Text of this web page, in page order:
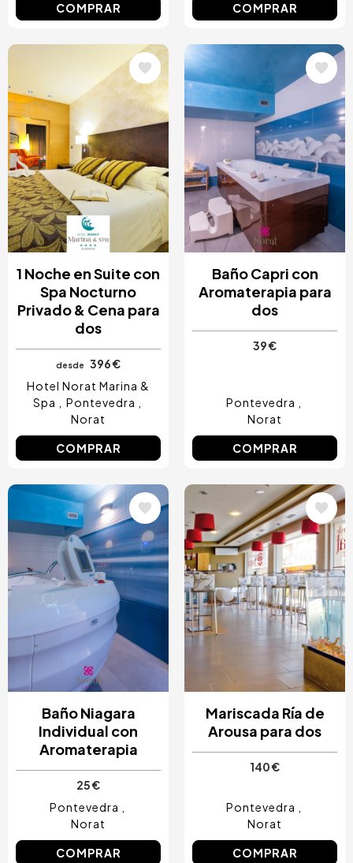
COMPRAR COMPRAR
1 Noche en Suite con
Spa Nocturno
Privado & Cena para
dos
desde
396 €
Hotel Norat Marina &
Spa
Pontevedra
Norat
COMPRAR
Image
Baño Capri con
Aromaterapia para
dos
39 €
Pontevedra
Norat
COMPRAR
Image
Baño Niagara
Individual con
Aromaterapia
25 €
Pontevedra
Norat
COMPRAR
Image
Mariscada Ría de
Arousa para dos
140 €
Pontevedra
Norat
COMPRAR